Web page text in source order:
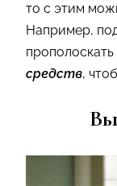
то с этим
Например,
средств,